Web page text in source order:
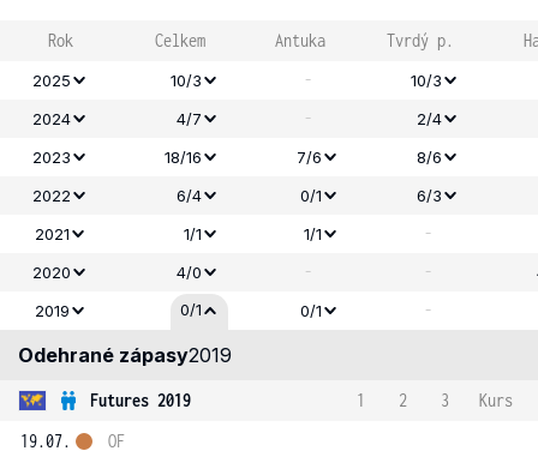
Rok Celkem Antuka Tvrdý p.
2025 10/3 -
10/3
2024
4/7 -
2/4
2023
18/16 7/6 8/6
2022
6/4 0/1
6/3
2021
1/1 1/1 -
2020 4/0 - -
2019
0/1 0/1 -
Odehrané zápasy2019
Futures 2019 1 2 3
Kurs
19.07.
OF